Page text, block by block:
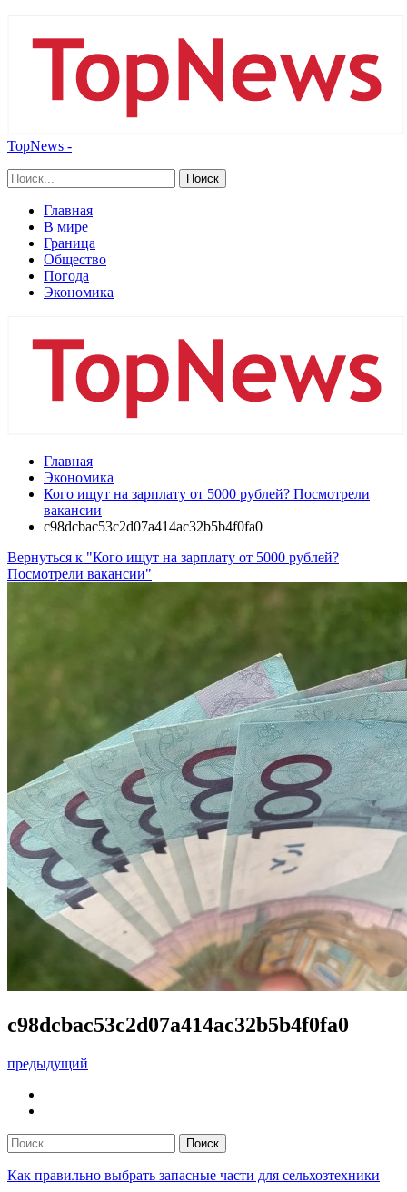
TopNews -
Главная
В мире
Граница
Общество
Погода
Экономика
Главная
Экономика
Кого ищут на зарплату от 5000 рублей? Посмотрели
вакансии
c98dcbac53c2d07a414ac32b5b4f0fa0
Вернуться к "Кого ищут на зарплату от 5000 рублей?
Посмотрели вакансии"
c98dcbac53c2d07a414ac32b5b4f0fa0
предыдущий
Как правильно выбрать запасные части для сельхозтехники